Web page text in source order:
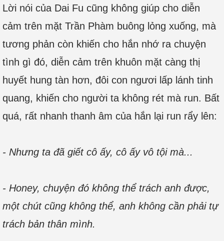
Lời nói của Dai Fu cũng không giúp cho diễn
cảm trên mặt Trần Phàm buông lỏng xuống, mà
tương phản còn khiến cho hắn nhớ ra chuyện
tình gì đó, diễn cảm trên khuôn mặt càng thị
huyết hung tàn hơn, đôi con ngươi lấp lánh tinh
quang, khiến cho người ta không rét mà run. Bất
quá, rất nhanh thanh âm của hắn lại run rẩy lên:
- Nhưng ta đã giết cô ấy, cô ấy vô tội mà...
- Honey, chuyện đó không thể trách anh được,
một chút cũng không thể, anh không cần phải tự
trách bản thân mình.